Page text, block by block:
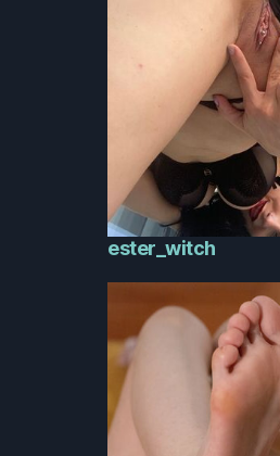
ester_witch